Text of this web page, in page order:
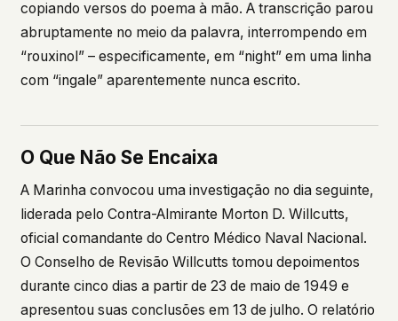
copiando versos do poema à mão. A transcrição parou
abruptamente no meio da palavra, interrompendo em
“rouxinol” – especificamente, em “night” em uma linha
com “ingale” aparentemente nunca escrito.
O Que Não Se Encaixa
A Marinha convocou uma investigação no dia seguinte,
liderada pelo Contra-Almirante Morton D. Willcutts,
oficial comandante do Centro Médico Naval Nacional.
O Conselho de Revisão Willcutts tomou depoimentos
durante cinco dias a partir de 23 de maio de 1949 e
apresentou suas conclusões em 13 de julho. O relatório